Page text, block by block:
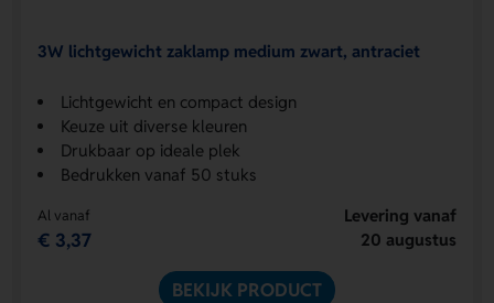
3W lichtgewicht zaklamp medium zwart, antraciet
Lichtgewicht en compact design
Keuze uit diverse kleuren
Drukbaar op ideale plek
Bedrukken vanaf 50 stuks
Al vanaf
€ 3,37
Levering vanaf
20 augustus
BEKIJK PRODUCT